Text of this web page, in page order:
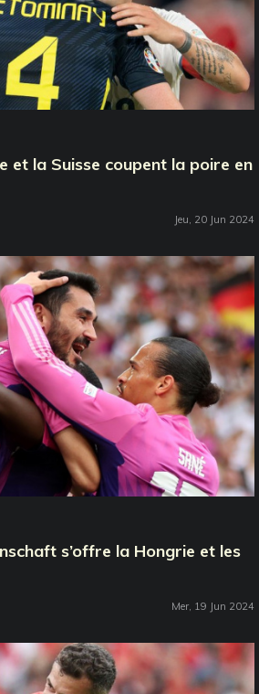
et la Suisse coupent la poire en
Jeu, 20 Jun 2024
s’offre la Hongrie et les
Mer, 19 Jun 2024